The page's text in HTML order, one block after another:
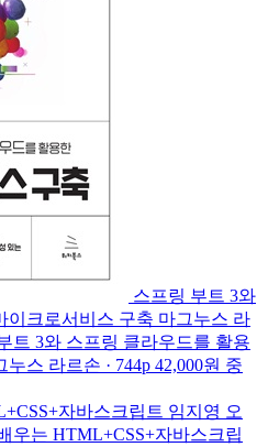
스프링 부트 3와
이크로서비스 구축 마그누스 라
트 3와 스프링 클라우드를 활용
누스 라르손 · 744p 42,000원 중
자바스크립트 임지영 오
우는 HTML+CSS+자바스크립